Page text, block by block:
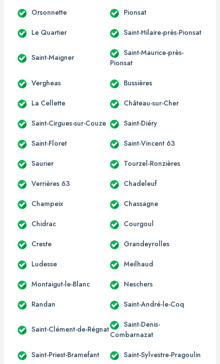
Orsonnette Pionsat
Le Quartier Saint-Hilaire-près-Pionsat
Saint-Maigner
Saint-Maurice-près-
Pionsat
Vergheas Bussières
La Cellette Château-sur-Cher
Saint-Cirgues-sur-Couze Saint-Diéry
Saint-Floret Saint-Vincent 63
Saurier Tourzel-Ronzières
Verrières 63 Chadeleuf
Champeix Chassagne
Chidrac Courgoul
Creste Grandeyrolles
Ludesse Meilhaud
Montaigut-le-Blanc Neschers
Randan Saint-André-le-Coq
Saint-Clément-de-Régnat
Saint-Denis-
Combarnazat
Saint-Priest-Bramefant Saint-Sylvestre-Pragoulin